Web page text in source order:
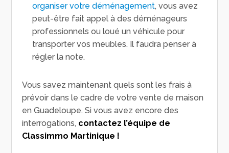
organiser votre déménagement, vous avez
peut-être fait appel à des déménageurs
professionnels ou loué un véhicule pour
transporter vos meubles. Il faudra penser à
régler la note.
Vous savez maintenant quels sont les frais à
prévoir dans le cadre de votre vente de maison
en Guadeloupe. Si vous avez encore des
interrogations, contactez l’équipe de
Classimmo Martinique !